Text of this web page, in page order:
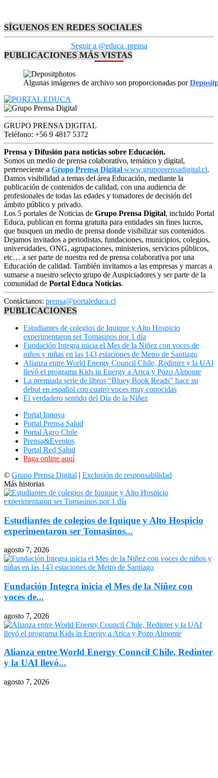
SÍGUENOS EN REDES SOCIALES
Seguir a @educa_prensa
PUBLICACIONES MÁS VISTAS
Algunas imágenes de archivo son proporcionadas por
GRUPO PRENSA DIGITAL
Teléfono: +56 9 4817 5372
Prensa y Difusión para noticias sobre Educación.
Somos un medio de prensa colaborativo, temático y digital,
perteneciente a Grupo Prensa Digital www.grupoprensadigital.cl.
Damos visibilidad a temas del área Educación, mediante la
publicación de contenidos de calidad, con una audiencia de
profesionales de todas las edades y tomadores de decisión del
ámbito público y privado.
Los 5 portales de Noticias de Grupo Prensa Digital, incluido Portal
Educa, publican en forma gratuita para entidades sin fines lucros,
que busquen un medio de prensa donde visibilizar sus contenidos.
Dejamos invitados a periodistas, fundaciones, municipios, colegios,
universidades, ONG, agrupaciones, ministerios, servicios públicos,
etc… a ser parte de nuestra red de prensa colaborativa por una
Educación de calidad. También invitamos a las empresas y marcas a
sumarse a nuestro selecto grupo de Auspiciadores y ser parte de la
comunidad de Portal Educa Noticias.
Contáctanos: prensa@portaleduca.cl
PUBLICACIONES
Estudiantes de colegios de Iquique y Alto Hospicio
experimentaron ser Tomasinos por 1 día
Fundación Integra inicia el Mes de la Niñez con voces de
niños y niñas en las 143 estaciones de Metro de Santiago
Alianza entre World Energy Council Chile, Redinter y la UAI
llevó el programa Kids in Energy a Arica y Pozo Almonte
La premiada serie de libros “Bluey Book Reads” hace su
debut en español con cuatro voces muy conocidas
El verdadero sentido del Día de la Niñez
Portal Innova
Portal Prensa Salud
Portal Agro Chile
Prensa&Eventos
Portal Red Salud
Paga online aquí
© Grupo Prensa Digital | Exclusión de responsabilidad
Más historias
Estudiantes de colegios de Iquique y Alto Hospicio
experimentaron ser Tomasinos...
agosto 7, 2026
Fundación Integra inicia el Mes de la Niñez con
voces de...
agosto 7, 2026
Alianza entre World Energy Council Chile, Redinter
y la UAI llevó...
agosto 7, 2026